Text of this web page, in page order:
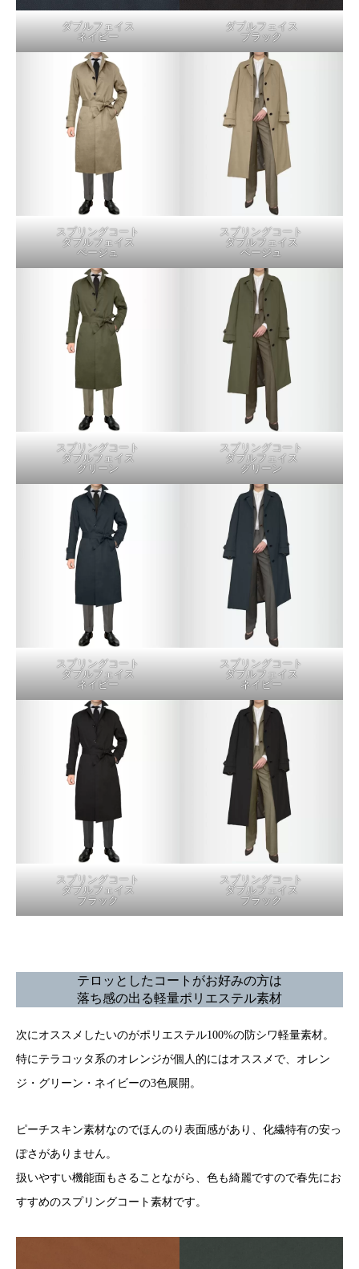
ダブルフェイス
ネイビー
ダブルフェイス
ブラック
スプリングコート
ダブルフェイス
ベージュ
スプリングコート
ダブルフェイス
ベージュ
スプリングコート
ダブルフェイス
グリーン
スプリングコート
ダブルフェイス
グリーン
スプリングコート
ダブルフェイス
ネイビー
スプリングコート
ダブルフェイス
ネイビー
スプリングコート
ダブルフェイス
ブラック
スプリングコート
ダブルフェイス
ブラック
テロッとしたコートがお好みの方は
落ち感の出る軽量ポリエステル素材
次にオススメしたいのがポリエステル100%の防シワ軽量素材。
特にテラコッタ系のオレンジが個人的にはオススメで、オレン
ジ・グリーン・ネイビーの3色展開。
ピーチスキン素材なのでほんのり表面感があり、化繊特有の安っ
ぽさがありません。
扱いやすい機能面もさることながら、色も綺麗ですので春先にお
すすめのスプリングコート素材です。